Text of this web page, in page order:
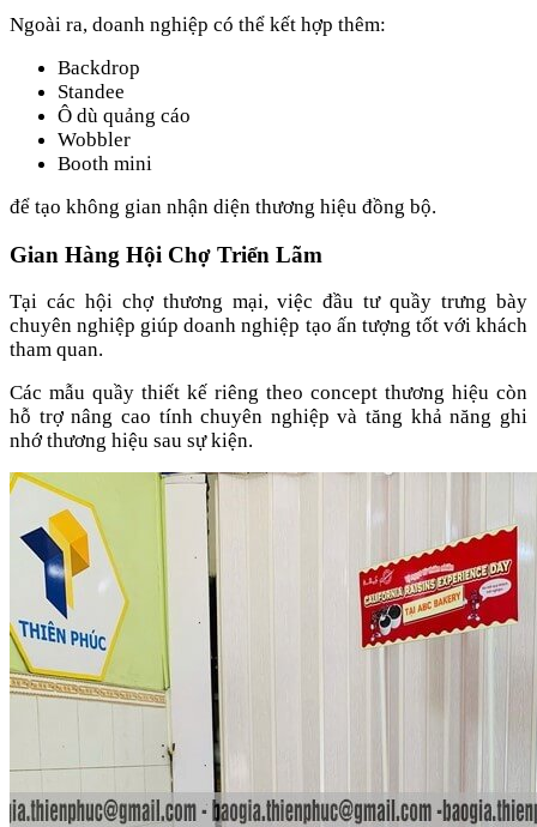
Ngoài ra, doanh nghiệp có thể kết hợp thêm:
Backdrop
Standee
Ô dù quảng cáo
Wobbler
Booth mini
để tạo không gian nhận diện thương hiệu đồng bộ.
Gian Hàng Hội Chợ Triển Lãm
Tại các hội chợ thương mại, việc đầu tư quầy trưng bày
chuyên nghiệp giúp doanh nghiệp tạo ấn tượng tốt với khách
tham quan.
Các mẫu quầy thiết kế riêng theo concept thương hiệu còn
hỗ trợ nâng cao tính chuyên nghiệp và tăng khả năng ghi
nhớ thương hiệu sau sự kiện.